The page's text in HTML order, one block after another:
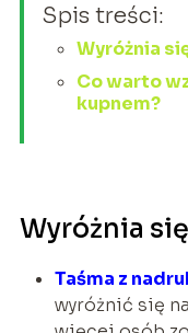
Spis treści:
Wyróżnia
Co warto
kupnem?
Wyróżnia
Taśma z
wyróżnić się